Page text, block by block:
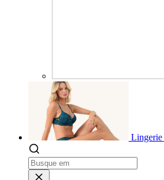
Lingerie